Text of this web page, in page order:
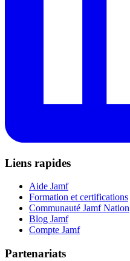
Liens rapides
Aide Jamf
Formation et certifications
Communauté Jamf Nation
Blog Jamf
Compte Jamf
Partenariats